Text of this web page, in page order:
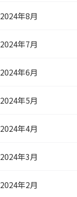
2024年8月
2024年7月
2024年6月
2024年5月
2024年4月
2024年3月
2024年2月